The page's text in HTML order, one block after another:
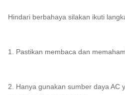
Hindari berbahaya silakan ikuti
1. Pastikan membaca dan
2. Hanya gunakan sumber daya AC